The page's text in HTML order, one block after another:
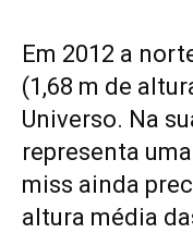
Em 2012 a
(1,68 m de
Universo. Na
representa
miss ainda
altura média